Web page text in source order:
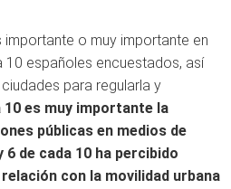
o muy importante en
10 españoles encuestados, así
para regularla y
10 es muy importante la
públicas en medios de
de cada 10 ha percibido
con la movilidad urbana